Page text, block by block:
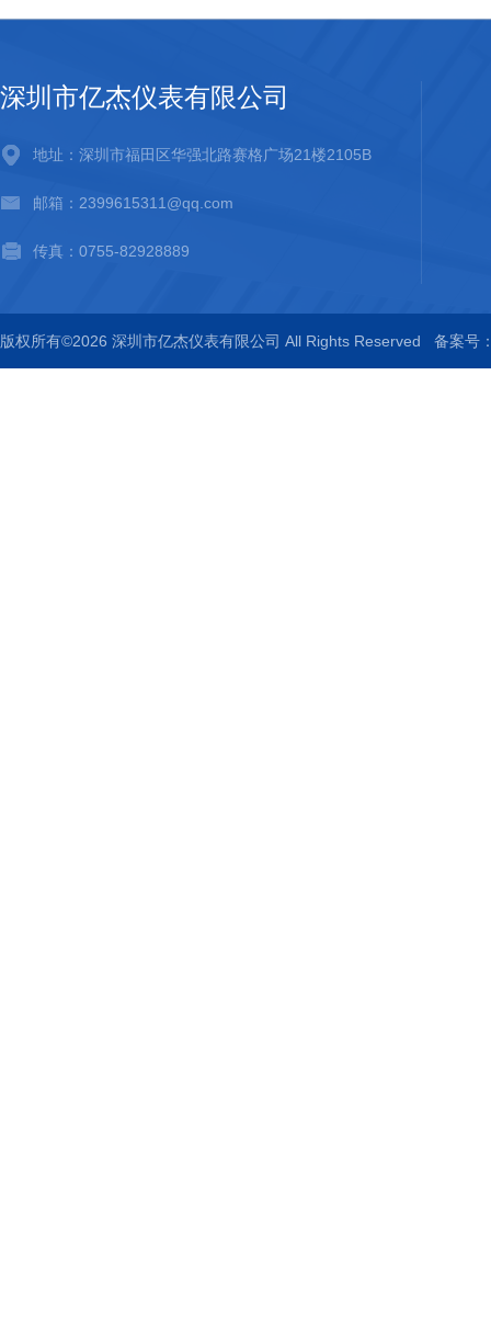
深圳市亿杰仪表有限公司
地址：深圳市福田区华强北路赛格广场21楼2105B
邮箱：2399615311@qq.com
传真：0755-82928889
版权所有©2026 深圳市亿杰仪表有限公司 All Rights Reserved 备案号